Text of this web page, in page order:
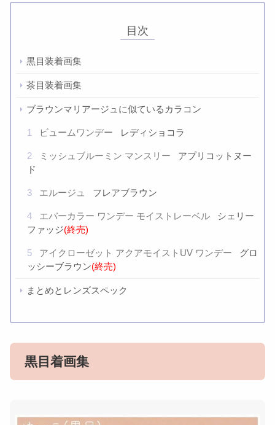
目次
黒目装着画集
茶目装着画集
ブラウンマリアージュに似ているカラコン
1 ビュームワンデー レディショコラ
2 ミッシュブルーミン マンスリー
アプリコットヌー
ド
3 エルージュ フレアブラウン
4 エバーカラー ワンデー モイストレーベル
シェリー
ファッジ(終売)
5 アイクローゼット アクアモイストUV ワンデー
グロ
ッシーブラウン(終売)
まとめとレンズスペック
黒目着画集